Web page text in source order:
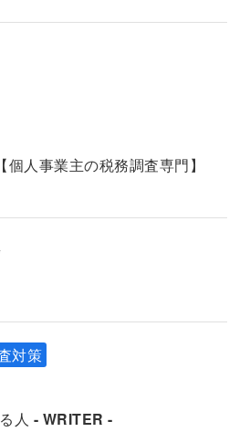
人事業主の税務調査専門】
対策
人 - WRITER -